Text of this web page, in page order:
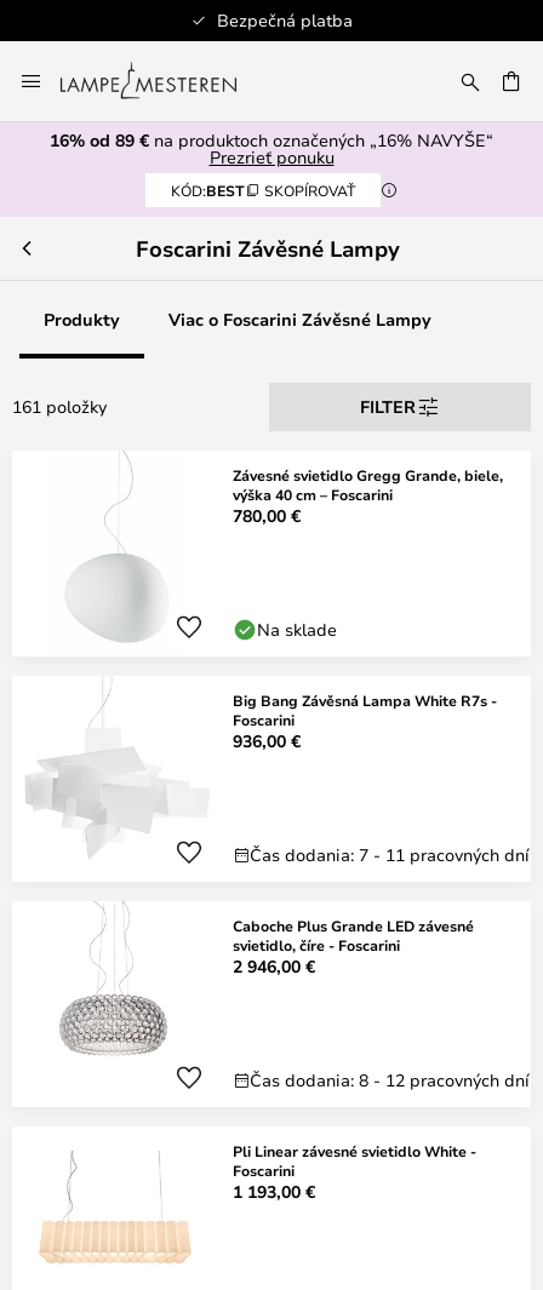
Autorizovaný predajca
to
Content
16% od 89 € na produktoch označených „16% NAVYŠE“
Prezrieť ponuku
KÓD:BEST SKOPÍROVAŤ
Foscarini Závěsné Lampy
Produkty Viac o Foscarini Závěsné Lampy
161 položky FILTER
Závesné svietidlo Gregg Grande, biele,
výška 40 cm – Foscarini
780,00 €
Na sklade
Big Bang Závěsná Lampa White R7s -
Foscarini
936,00 €
Čas dodania: 7 - 11 pracovných dní
Caboche Plus Grande LED závesné
svietidlo, číre - Foscarini
2 946,00 €
Čas dodania: 8 - 12 pracovných dní
Pli Linear závesné svietidlo White -
Foscarini
1 193,00 €